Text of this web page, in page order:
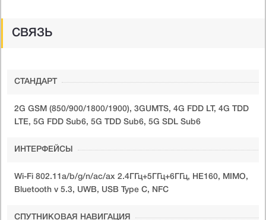
СВЯЗЬ
СТАНДАРТ
2G GSM (850/900/1800/1900), 3GUMTS, 4G FDD LT, 4G TDD
LTE, 5G FDD Sub6, 5G TDD Sub6, 5G SDL Sub6
ИНТЕРФЕЙСЫ
Wi-Fi 802.11a/b/g/n/ac/ax 2.4ГГц+5ГГц+6ГГц, HE160, MIMO,
Bluetooth v 5.3, UWB, USB Type C, NFC
СПУТНИКОВАЯ НАВИГАЦИЯ